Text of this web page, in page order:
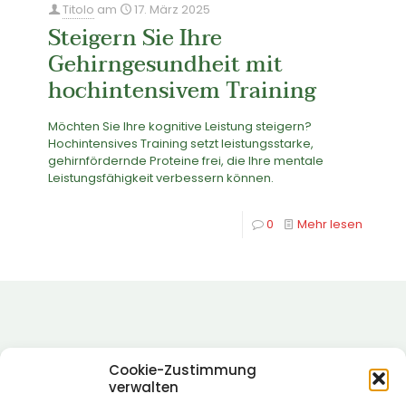
Cookie-Zustimmung
verwalten
Titolo am 17. März 2025
Steigern Sie Ihre
Gehirngesundheit mit
hochintensivem Training
Möchten Sie Ihre kognitive Leistung steigern?
Hochintensives Training setzt leistungsstarke,
gehirnfördernde Proteine frei, die Ihre mentale
Leistungsfähigkeit verbessern können.
0 Mehr lesen